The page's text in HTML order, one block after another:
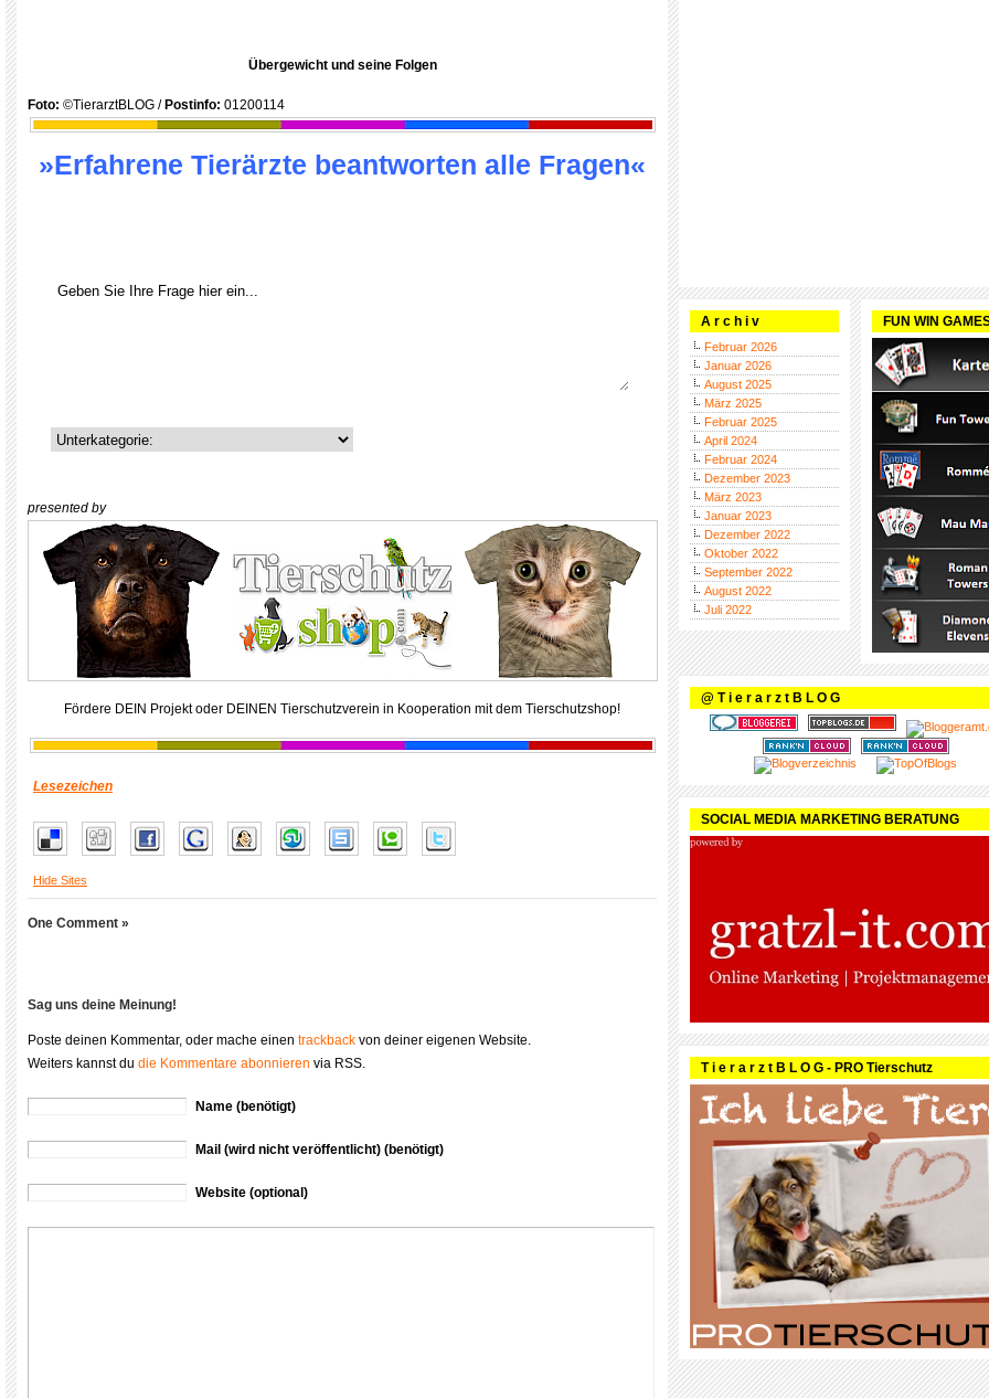
Übergewicht und seine Folgen
Foto: ©TierarztBLOG / Postinfo: 01200114
»Erfahrene Tierärzte beantworten alle Fragen«
presented by
Fördere DEIN Projekt oder DEINEN Tierschutzverein in Kooperation mit dem Tierschutzshop!
Lesezeichen
Hide Sites
One Comment »
Sag uns deine Meinung!
Poste deinen Kommentar, oder mache einen trackback von deiner eigenen Website.
Weiters kannst du die Kommentare abonnieren via RSS.
Name (benötigt)
Mail (wird nicht veröffentlicht) (benötigt)
Website (optional)
A r c h i v
Februar 2026
Januar 2026
August 2025
März 2025
Februar 2025
April 2024
Februar 2024
Dezember 2023
März 2023
Januar 2023
Dezember 2022
Oktober 2022
September 2022
August 2022
Juli 2022
FUN WIN
@ T i e r a r z t B L O G
SOCIAL MEDIA MARKETING BERATUNG
T i e r a r z t B L O G - PRO Tierschutz